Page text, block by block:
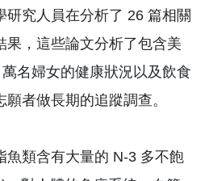
研究人員在分析了 26 篇相關
果，這些論文分析了包含美
名婦女的健康狀況以及飲食
者做長期的追蹤調查。
魚類含有大量的 N-3 多不飽